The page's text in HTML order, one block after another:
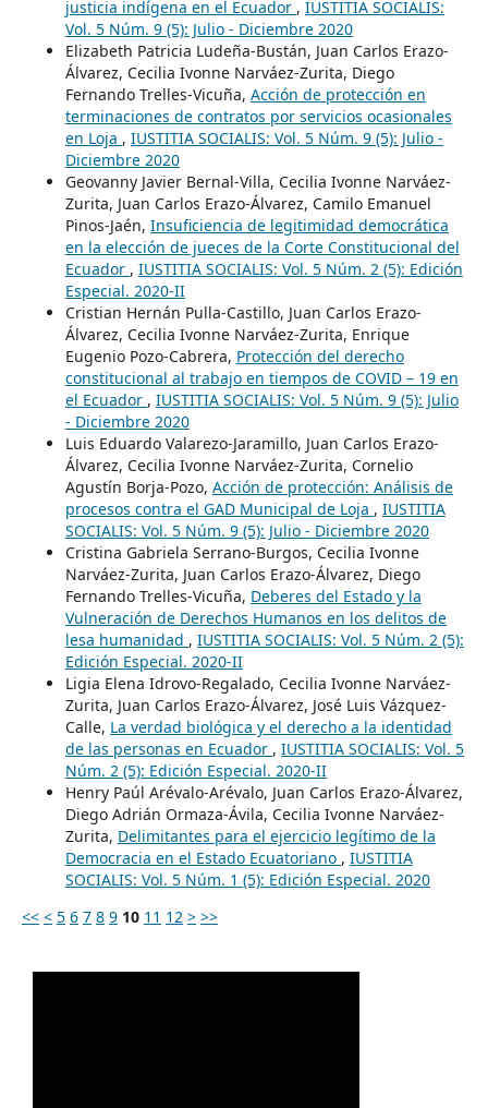
justicia indígena en el Ecuador , IUSTITIA SOCIALIS:
Vol. 5 Núm. 9 (5): Julio - Diciembre 2020
Elizabeth Patricia Ludeña-Bustán, Juan Carlos Erazo-
Álvarez, Cecilia Ivonne Narváez-Zurita, Diego
Fernando Trelles-Vicuña, Acción de protección en
terminaciones de contratos por servicios ocasionales
en Loja , IUSTITIA SOCIALIS: Vol. 5 Núm. 9 (5): Julio -
Diciembre 2020
Geovanny Javier Bernal-Villa, Cecilia Ivonne Narváez-
Zurita, Juan Carlos Erazo-Álvarez, Camilo Emanuel
Pinos-Jaén, Insuficiencia de legitimidad democrática
en la elección de jueces de la Corte Constitucional del
Ecuador , IUSTITIA SOCIALIS: Vol. 5 Núm. 2 (5): Edición
Especial. 2020-II
Cristian Hernán Pulla-Castillo, Juan Carlos Erazo-
Álvarez, Cecilia Ivonne Narváez-Zurita, Enrique
Eugenio Pozo-Cabrera, Protección del derecho
constitucional al trabajo en tiempos de COVID – 19 en
el Ecuador , IUSTITIA SOCIALIS: Vol. 5 Núm. 9 (5): Julio
- Diciembre 2020
Luis Eduardo Valarezo-Jaramillo, Juan Carlos Erazo-
Álvarez, Cecilia Ivonne Narváez-Zurita, Cornelio
Agustín Borja-Pozo, Acción de protección: Análisis de
procesos contra el GAD Municipal de Loja , IUSTITIA
SOCIALIS: Vol. 5 Núm. 9 (5): Julio - Diciembre 2020
Cristina Gabriela Serrano-Burgos, Cecilia Ivonne
Narváez-Zurita, Juan Carlos Erazo-Álvarez, Diego
Fernando Trelles-Vicuña, Deberes del Estado y la
Vulneración de Derechos Humanos en los delitos de
lesa humanidad , IUSTITIA SOCIALIS: Vol. 5 Núm. 2 (5):
Edición Especial. 2020-II
Ligia Elena Idrovo-Regalado, Cecilia Ivonne Narváez-
Zurita, Juan Carlos Erazo-Álvarez, José Luis Vázquez-
Calle, La verdad biológica y el derecho a la identidad
de las personas en Ecuador , IUSTITIA SOCIALIS: Vol. 5
Núm. 2 (5): Edición Especial. 2020-II
Henry Paúl Arévalo-Arévalo, Juan Carlos Erazo-Álvarez,
Diego Adrián Ormaza-Ávila, Cecilia Ivonne Narváez-
Zurita, Delimitantes para el ejercicio legítimo de la
Democracia en el Estado Ecuatoriano , IUSTITIA
SOCIALIS: Vol. 5 Núm. 1 (5): Edición Especial. 2020
<< < 5 6 7 8 9 10 11 12 > >>